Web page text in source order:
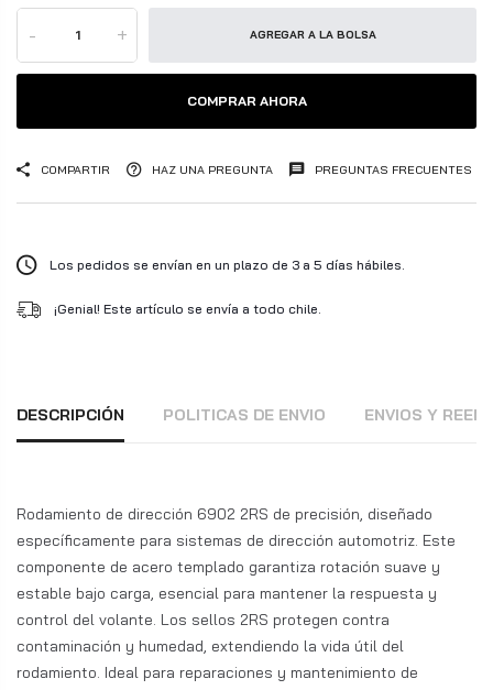
- + AGREGAR A LA BOLSA
COMPRAR AHORA
COMPARTIR HAZ UNA PREGUNTA PREGUNTAS FRECUENTES
Los pedidos se envían en un plazo de 3 a 5 días hábiles.
¡Genial! Este artículo se envía a todo chile.
DESCRIPCIÓN POLITICAS DE ENVIO ENVIOS Y
Rodamiento de dirección 6902 2RS de precisión, diseñado
específicamente para sistemas de dirección automotriz. Este
componente de acero templado garantiza rotación suave y
estable bajo carga, esencial para mantener la respuesta y
control del volante. Los sellos 2RS protegen contra
contaminación y humedad, extendiendo la vida útil del
rodamiento. Ideal para reparaciones y mantenimiento de